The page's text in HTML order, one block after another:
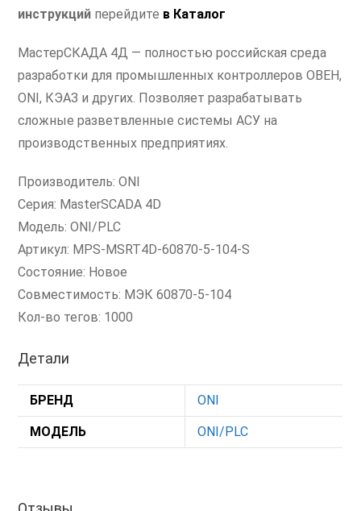
инструкций перейдите в Каталог
МастерСКАДА 4Д — полностью российская среда
разработки для промышленных контроллеров ОВЕН,
ONI, КЭАЗ и других. Позволяет разрабатывать
сложные разветвленные системы АСУ на
производственных предприятиях.
Производитель: ONI
Серия: MasterSCADA 4D
Модель: ONI/PLC
Артикул: MPS-MSRT4D-60870-5-104-S
Состояние: Новое
Совместимость: МЭК 60870-5-104
Кол-во тегов: 1000
Детали
БРЕНД ONI
МОДЕЛЬ ONI/PLC